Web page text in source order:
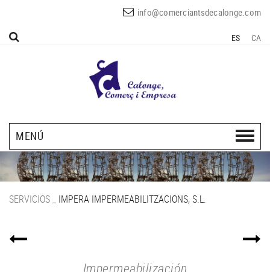
info@comerciantsdecalonge.com
ES CA
MENÚ
SERVICIOS IMPERA IMPERMEABILITZACIONS, S.L.
Impermeabilización